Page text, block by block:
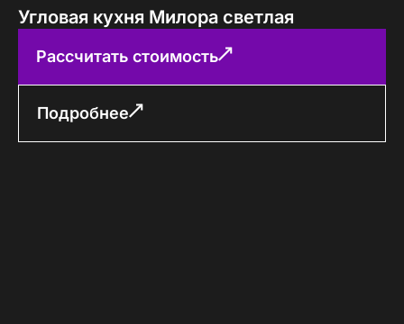
Угловая кухня Милора светлая
Рассчитать стоимость
Подробнее